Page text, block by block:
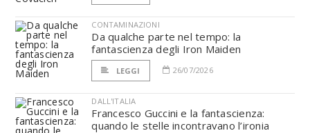
CONTAMINAZIONI
Da qualche parte nel tempo: la
fantascienza degli Iron Maiden
LEGGI 26/07/2026
DALL'ITALIA
Francesco Guccini e la fantascienza:
quando le stelle incontravano l’ironia